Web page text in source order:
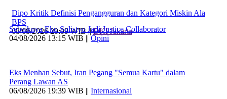
Dipo Kritik Definisi Pengangguran dan Kategori Miskin Ala
BPS
08/08/2026 20:09 WIB ||DKI Jakarta
Sebaiknya Eko Sulistyo Jadi Justice Collaborator
04/08/2026 13:15 WIB ||Opini
Eks Menhan Sebut, Iran Pegang "Semua Kartu" dalam
Perang Lawan AS
06/08/2026 19:39 WIB || Internasional